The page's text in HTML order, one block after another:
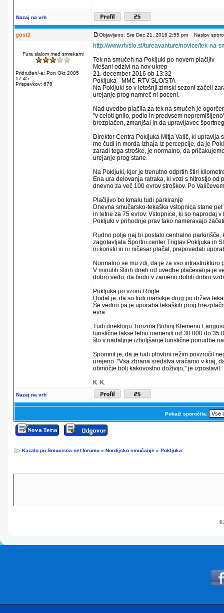
Nazaj na vrh
gost2 Objavljeno: Sre Dec 21, 2016 2:55 pm Naslov
Fura slalom med smrekami
Pridružen/-a: Pon Okt 2005
17:45
Prispevkov: 678
http://www.rtvslo.si/tureavanture/novice/tek-
Tek na smučeh na Pokljuki po novem plačljiv
Mešani odzivi na nov ukrep
21. december 2016 ob 13:32
Pokljuka - MMC RTV SLO/STA
Na Pokljuki so v letošnji zimski sezoni začeli
urejanje prog namreč ni poceni.
Nad uvedbo plačila za tek na smučeh je
"v celoti gnilo, podlo in predvsem
brezplačen, zmanjšal in da upravljavec
Direktor Centra Pokljuka Mitja Valič, ki
me čudi in morda izhaja iz percepcije, da je
zaradi tega stroške, je normalno, da
urejanje prog stane.
Na Pokljuki, kjer je trenutno odprtih štiri
Ena ura delovanja ratraka, ki vozi s hitrostjo od
dnevno za več 100 evrov stroškov. Po
Plačljivo bo kmalu tudi parkiranje
Dnevna smučarsko-tekaška vstopnica stane
in letne za 75 evrov. Vstopnice, ki so naprodaj
Pokljuki v prihodnje prav tako nameravajo
Rudno polje naj bi postalo centralno
zagotavljala Športni center Triglav Pokljuka in
ni koristil in ni ničesar plačal, prepovedali
Normalno se mu zdi, da je za vso
V minulih štirih dneh od uvedbe plačevanja je
dobro vedo, da bodo v zameno dobili dobro
Pokljuka po vzoru Rogle
Dodal je, da so tudi marsikje drug po državi
Še vedno pa je uporaba tekaških prog
evra.
Tudi direktorju Turizma Bohinj Klemenu
turistične takse letno namenili od 30.000 do
šlo v nadaljnje izboljšanje turistične ponudbe
Spomnil je, da je tudi plovbni režim povzročil
urejeno. "Vsa zbrana sredstva vračamo v kraj,
območje bolj kakovostno doživijo," je izpostavil.
K. K.
Nazaj na vrh
Pokaži sporočila:
Kazalo po Smucisca.net forumu » Nordijsko smučanje » Pokljuka
©